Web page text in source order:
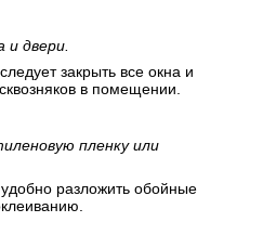
и двери.
закрыть все окна и
в помещении.
пленку или
разложить обойные